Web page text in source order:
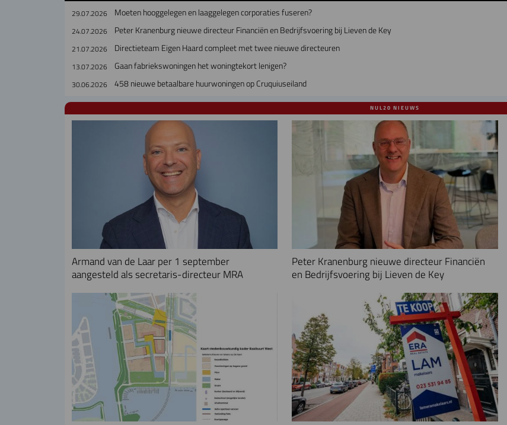
29.07.2026 Moeten hooggelegen en laaggelegen corporaties fuseren?
24.07.2026 Peter Kranenburg nieuwe directeur Financiën en Bedrijfsvoering bij Lieven de Key
21.07.2026 Directieteam Eigen Haard compleet met twee nieuwe directeuren
13.07.2026 Gaan fabriekswoningen het woningtekort lenigen?
30.06.2026 458 nieuwe betaalbare huurwoningen op Cruquiuseiland
NUL20 NIEUWS
Armand van de Laar per 1 september
aangesteld als secretaris-directeur MRA
Peter Kranenburg nieuwe directeur Financiën
en Bedrijfsvoering bij Lieven de Key